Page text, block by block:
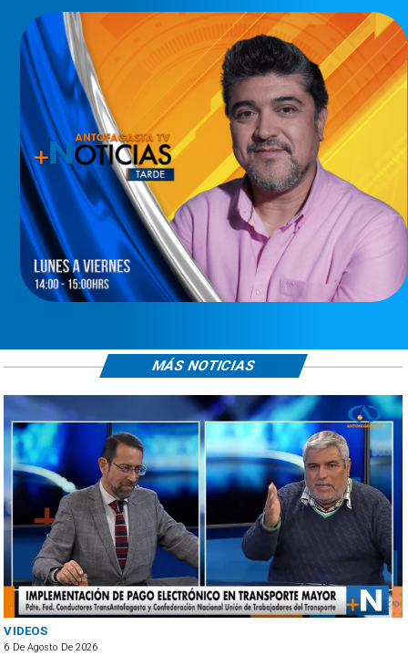
VIDEOS
6 De Agosto De 2026
MÁS NOTICIAS